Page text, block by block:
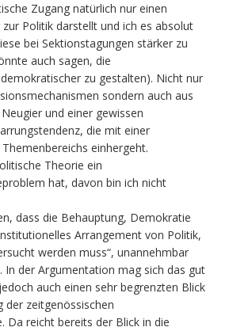
Zugang natürlich nur einen
Politik darstellt und ich es absolut
bei Sektionstagungen stärker zu
auch sagen, die
zu gestalten). Nicht nur
sondern auch aus
und einer gewissen
die mit einer
einhergeht.
Theorie ein
hat, davon bin ich nicht
dass die Behauptung, Demokratie
Arrangement von Politik,
werden muss“, unannehmbar
In der Argumentation mag sich das gut
auch einen sehr begrenzten Blick
der zeitgenössischen
Da reicht bereits der Blick in die